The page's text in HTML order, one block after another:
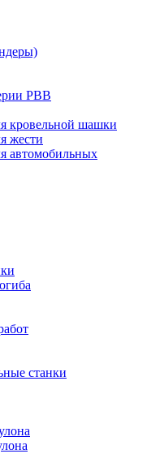
PBB
кровельной шашки
жести
автомобильных
станки